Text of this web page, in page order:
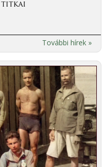
titkai
További hírek »